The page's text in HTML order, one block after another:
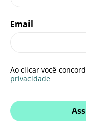
Email
Ao clicar você
privacidade